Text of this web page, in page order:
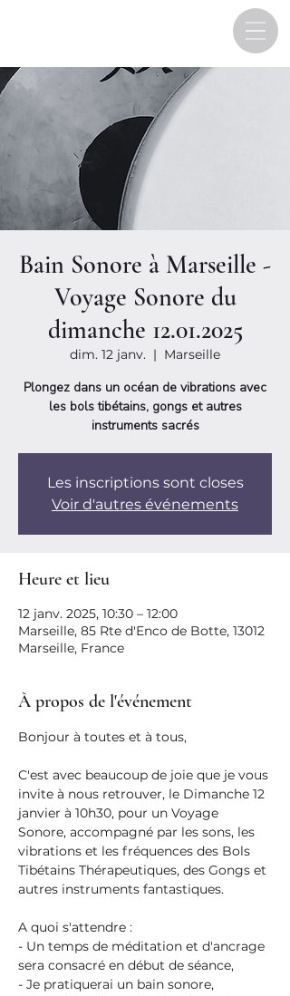
Bain Sonore à Marseille -
Voyage Sonore du
dimanche 12.01.2025
dim. 12 janv.
  |
Marseille
Plongez dans un océan de vibrations avec
les bols tibétains, gongs et autres
instruments sacrés
Les inscriptions sont closes
Voir d'autres événements
Heure et lieu
12 janv. 2025, 10:30 – 12:00
Marseille, 85 Rte d'Enco de Botte, 13012
Marseille, France
À propos de l'événement
Bonjour à toutes et à tous,
C'est avec beaucoup de joie que je vous
invite à nous retrouver, le Dimanche 12
janvier à 10h30, pour un Voyage
Sonore, accompagné par les sons, les
vibrations et les fréquences des Bols
Tibétains Thérapeutiques, des Gongs et
autres instruments fantastiques.
A quoi s'attendre :
- Un temps de méditation et d'ancrage
sera consacré en début de séance,
- Je pratiquerai un bain sonore,